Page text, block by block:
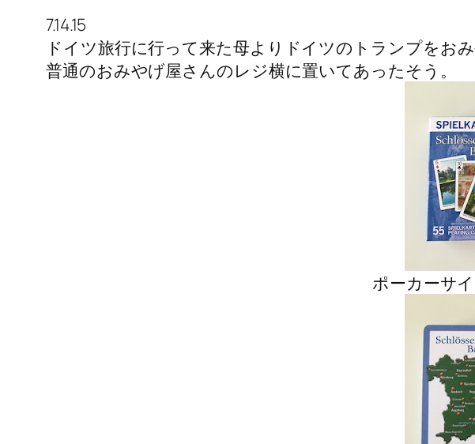
7.14.15
ドイツ旅行に行って来た母よりドイツのトランプをお
普通のおみやげ屋さんのレジ横に置いてあったそう。
ポーカーサ